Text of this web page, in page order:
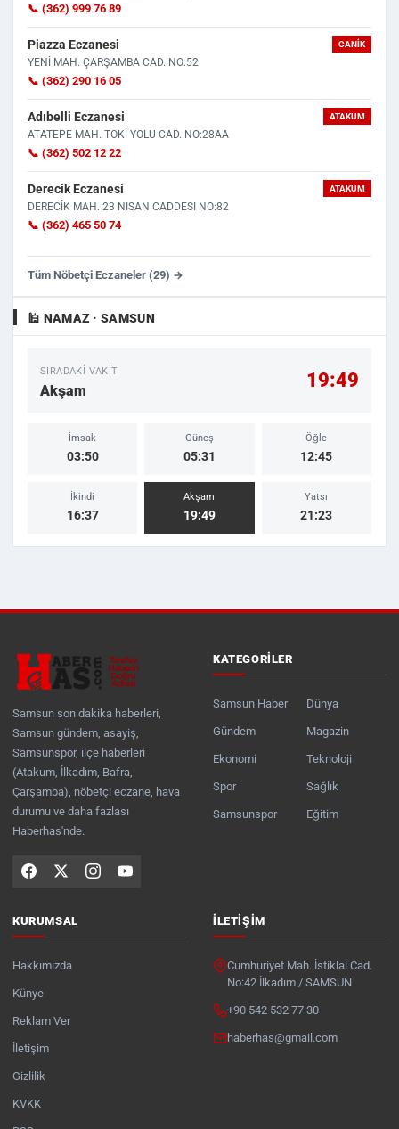
📞 (362) 999 76 89
Piazza Eczanesi CANIK
YENİ MAH. ÇARŞAMBA CAD. NO:52
📞 (362) 290 16 05
Adıbelli Eczanesi ATAKUM
ATATEPE MAH. TOKİ YOLU CAD. NO:28AA
📞 (362) 502 12 22
Derecik Eczanesi ATAKUM
DERECİK MAH. 23 NISAN CADDESI NO:82
📞 (362) 465 50 74
Tüm Nöbetçi Eczaneler (29) →
🕌 NAMAZ · SAMSUN
SIRADAKI VAKIT
Akşam 19:49
İmsak
03:50
Güneş
05:31
Öğle
12:45
İkindi
16:37
Akşam
19:49
Yatsı
21:23
Samsun son dakika haberleri,
Samsun gündem, asayiş,
Samsunspor, ilçe haberleri
(Atakum, İlkadım, Bafra,
Çarşamba), nöbetçi eczane, hava
durumu ve daha fazlası
Haberhas'nde.
KATEGORILER
Samsun Haber
Gündem
Ekonomi
Spor
Samsunspor
Dünya
Magazin
Teknoloji
Sağlık
Eğitim
KURUMSAL
Hakkımızda
Künye
Reklam Ver
İletişim
Gizlilik
KVKK
İLETIŞIM
Cumhuriyet Mah. İstiklal Cad.
No:42 İlkadım / SAMSUN
+90 542 532 77 30
haberhas@gmail.com